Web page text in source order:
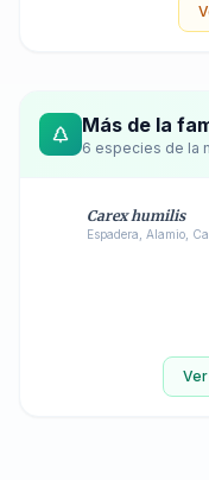
Más de la
6 especies de la
Carex humilis